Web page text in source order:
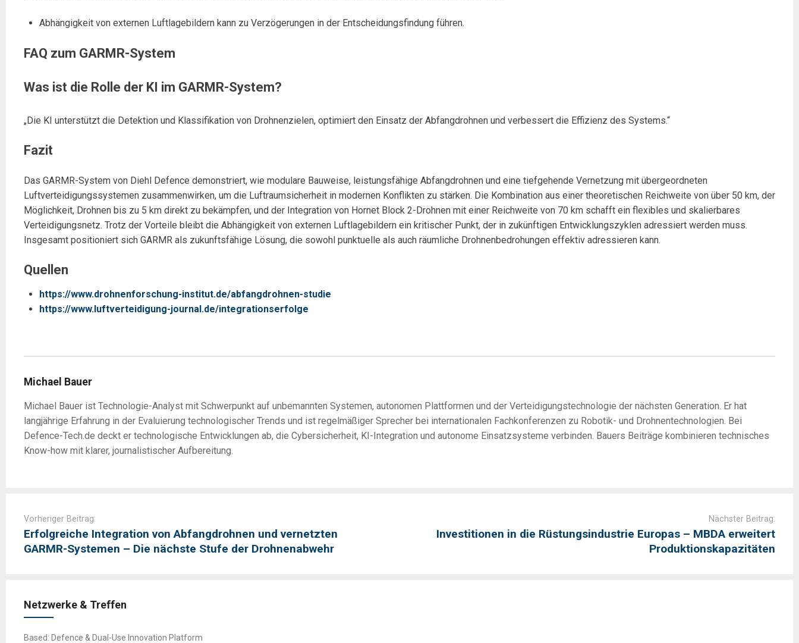
Abhängigkeit von externen Luftlagebildern kann zu Verzögerungen in der Entscheidungsfindung führen.
FAQ zum GARMR-System
Was ist die Rolle der KI im GARMR-System?
„Die KI unterstützt die Detektion und Klassifikation von Drohnenzielen, optimiert den Einsatz der Abfangdrohnen und verbessert die Effizienz des Systems.“
Fazit
Das GARMR-System von Diehl Defence demonstriert, wie modulare Bauweise, leistungsfähige Abfangdrohnen und eine tiefgehende Vernetzung mit übergeordneten
Luftverteidigungssystemen zusammenwirken, um die Luftraumsicherheit in modernen Konflikten zu stärken. Die Kombination aus einer theoretischen Reichweite von über 50 km, der
Möglichkeit, Drohnen bis zu 5 km direkt zu bekämpfen, und der Integration von Hornet Block 2-Drohnen mit einer Reichweite von 70 km schafft ein flexibles und skalierbares
Verteidigungsnetz. Trotz der Vorteile bleibt die Abhängigkeit von externen Luftlagebildern ein kritischer Punkt, der in zukünftigen Entwicklungszyklen adressiert werden muss.
Insgesamt positioniert sich GARMR als zukunftsfähige Lösung, die sowohl punktuelle als auch räumliche Drohnenbedrohungen effektiv adressieren kann.
Quellen
https://www.drohnenforschung-institut.de/abfangdrohnen-studie
https://www.luftverteidigung-journal.de/integrationserfolge
Michael Bauer
Michael Bauer ist Technologie-Analyst mit Schwerpunkt auf unbemannten Systemen, autonomen Plattformen und der Verteidigungstechnologie der nächsten Generation. Er hat
langjährige Erfahrung in der Evaluierung technologischer Trends und ist regelmäßiger Sprecher bei internationalen Fachkonferenzen zu Robotik- und Drohnentechnologien. Bei
Defence-Tech.de deckt er technologische Entwicklungen ab, die Cybersicherheit, KI-Integration und autonome Einsatzsysteme verbinden. Bauers Beiträge kombinieren technisches
Know-how mit klarer, journalistischer Aufbereitung.
navigation
Vorheriger Beitrag:
Erfolgreiche Integration von Abfangdrohnen und vernetzten
GARMR-Systemen – Die nächste Stufe der Drohnenabwehr
Nächster Beitrag:
Investitionen in die Rüstungsindustrie Europas – MBDA erweitert
Produktionskapazitäten
Netzwerke & Treffen
Based: Defence & Dual-Use Innovation Platform